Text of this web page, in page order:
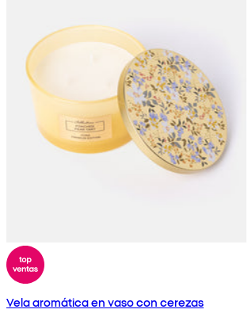
Vela aromática en vaso con cerezas